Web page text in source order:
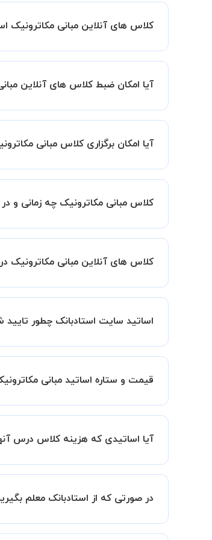
کلاس های آنلاین مبانی مکاترونیک
اگر تاکنون تجربه برگزاری کلاس
آیا امکان ضبط کلاس های آنلاین
بله، فقط این موضوع را بایستی قبل
آیا امکان برگزاری کلاس مبانی
به صورت پیش فرض کلاس های مبانی
کلاس مبانی مکاترونیک چه زمانی و
زمان برگزاری کلاس های مبانی
مانند کتابخانه با استاد خود هماهنگی
کلاس های آنلاین مبانی مکاترونیک
کلاس ها در دو محیط اسکای روم و یا
اساتید سایت استادبانک چطور تایید
در ابتدا تیم داوری استادبانک
قیمت و ستاره اساتید مبانی
قیمت هر جلسه تدریس اساتید مبانی
بنابراین تمامی اساتید استادبانک (1 ستاره تا VIP) از نظر کیفیت تدریس مورد ارزیابی قرار گرفته و تایید شده اند.
آیا اساتیدی که هزینه کلاس درس
بله قطعا تدریس این اساتید هم با
در صورتی که از استادبانک معلم
ما قطعا مدرسین خیلی خوبی را